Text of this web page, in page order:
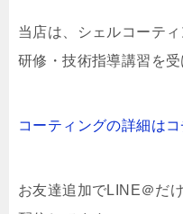
当店は、
シェルコーテ
研修・技術指導講習を受
コーティングの詳細はコ
お友達追加でLINE＠だ